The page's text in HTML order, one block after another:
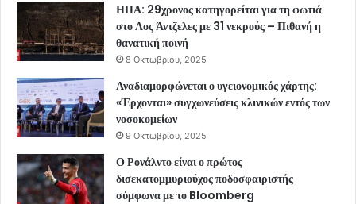
ΗΠΑ: 29χρονος κατηγορείται για τη φωτιά
στο Λος Άντζελες με 31 νεκρούς – Πιθανή η
θανατική ποινή
8 Οκτωβρίου, 2025
Αναδιαμορφώνεται ο υγειονομικός χάρτης:
«Έρχονται» συγχωνεύσεις κλινικών εντός των
νοσοκομείων
9 Οκτωβρίου, 2025
Ο Ρονάλντο είναι ο πρώτος
δισεκατομμυριούχος ποδοσφαιριστής
σύμφωνα με το Bloomberg